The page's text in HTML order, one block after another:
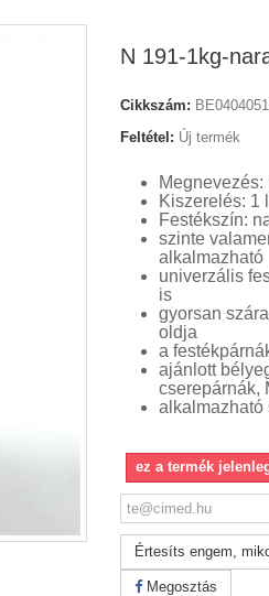
N 191-1kg-
Cikkszám:
Feltétel: Új termék
Megnevezés:
Kiszerelés: 1 l
Festékszín:
szinte
alkalmazható
univerzális
is
gyorsan
oldja
a
ajánlott
cserepárnák,
alkalmazható
ez a termék
Értesíts engem,
Megosztás